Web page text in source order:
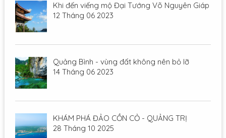
Khi đến viếng mộ Đại Tướng Võ Nguyên Giáp
12 Tháng 06 2023
Quảng Bình - vùng đất không nên bỏ lỡ
14 Tháng 06 2023
KHÁM PHÁ ĐẢO CỒN CỎ - QUẢNG TRỊ
28 Tháng 10 2025